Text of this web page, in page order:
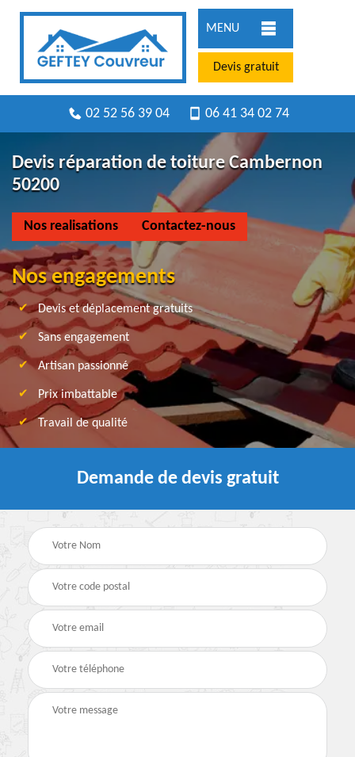
MENU
Devis gratuit
02 52 56 39 04 06 41 34 02 74
Devis réparation de toiture Cambernon
50200
Nos realisations Contactez-nous
Nos engagements
Devis et déplacement gratuits
Sans engagement
Artisan passionné
Prix imbattable
Travail de qualité
Demande de devis gratuit